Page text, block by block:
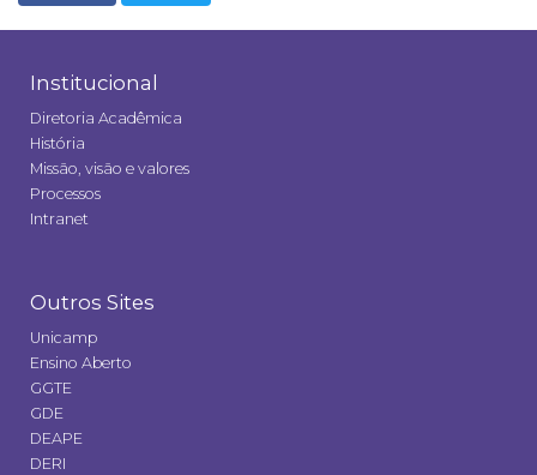
Institucional
Diretoria Acadêmica
História
Missão, visão e valores
Processos
Intranet
Outros Sites
Unicamp
Ensino Aberto
GGTE
GDE
DEAPE
DERI